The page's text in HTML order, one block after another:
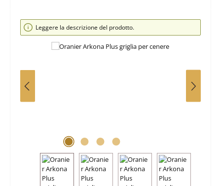
Salta la galleria di immagini
Leggere la descrizione del prodotto.